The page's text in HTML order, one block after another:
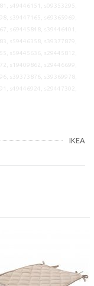
IKEA